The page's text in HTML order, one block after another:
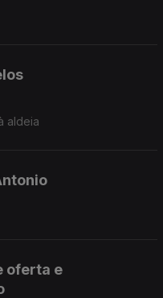
aldeia
oferta e